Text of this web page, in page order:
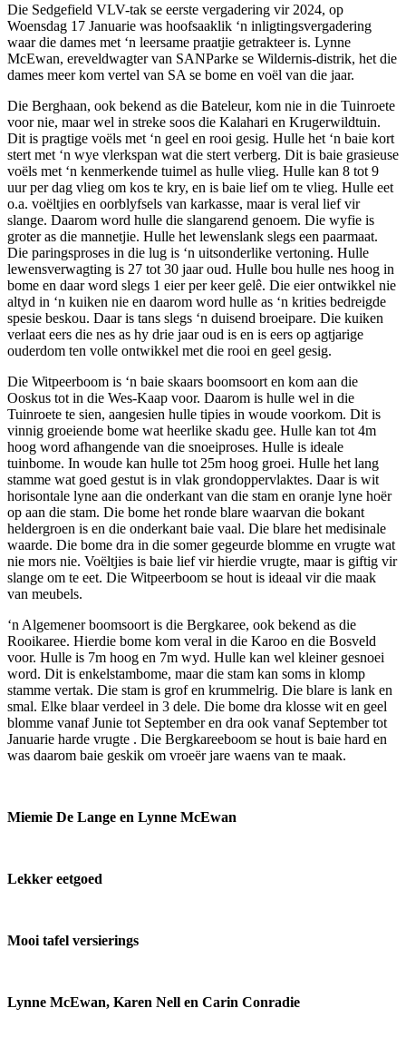
Die Sedgefield VLV-tak se eerste vergadering vir 2024, op
Woensdag 17 Januarie was hoofsaaklik ‘n inligtingsvergadering
waar die dames met ‘n leersame praatjie getrakteer is. Lynne
McEwan, ereveldwagter van SANParke se Wildernis-distrik, het die
dames meer kom vertel van SA se bome en voël van die jaar.
Die Berghaan, ook bekend as die Bateleur, kom nie in die Tuinroete
voor nie, maar wel in streke soos die Kalahari en Krugerwildtuin.
Dit is pragtige voëls met ‘n geel en rooi gesig. Hulle het ‘n baie kort
stert met ‘n wye vlerkspan wat die stert verberg. Dit is baie grasieuse
voëls met ‘n kenmerkende tuimel as hulle vlieg. Hulle kan 8 tot 9
uur per dag vlieg om kos te kry, en is baie lief om te vlieg. Hulle eet
o.a. voëltjies en oorblyfsels van karkasse, maar is veral lief vir
slange. Daarom word hulle die slangarend genoem. Die wyfie is
groter as die mannetjie. Hulle het lewenslank slegs een paarmaat.
Die paringsproses in die lug is ‘n uitsonderlike vertoning. Hulle
lewensverwagting is 27 tot 30 jaar oud. Hulle bou hulle nes hoog in
bome en daar word slegs 1 eier per keer gelê. Die eier ontwikkel nie
altyd in ‘n kuiken nie en daarom word hulle as ‘n krities bedreigde
spesie beskou. Daar is tans slegs ‘n duisend broeipare. Die kuiken
verlaat eers die nes as hy drie jaar oud is en is eers op agtjarige
ouderdom ten volle ontwikkel met die rooi en geel gesig.
Die Witpeerboom is ‘n baie skaars boomsoort en kom aan die
Ooskus tot in die Wes-Kaap voor. Daarom is hulle wel in die
Tuinroete te sien, aangesien hulle tipies in woude voorkom. Dit is
vinnig groeiende bome wat heerlike skadu gee. Hulle kan tot 4m
hoog word afhangende van die snoeiproses. Hulle is ideale
tuinbome. In woude kan hulle tot 25m hoog groei. Hulle het lang
stamme wat goed gestut is in vlak grondoppervlaktes. Daar is wit
horisontale lyne aan die onderkant van die stam en oranje lyne hoër
op aan die stam. Die bome het ronde blare waarvan die bokant
heldergroen is en die onderkant baie vaal. Die blare het medisinale
waarde. Die bome dra in die somer gegeurde blomme en vrugte wat
nie mors nie. Voëltjies is baie lief vir hierdie vrugte, maar is giftig vir
slange om te eet. Die Witpeerboom se hout is ideaal vir die maak
van meubels.
‘n Algemener boomsoort is die Bergkaree, ook bekend as die
Rooikaree. Hierdie bome kom veral in die Karoo en die Bosveld
voor. Hulle is 7m hoog en 7m wyd. Hulle kan wel kleiner gesnoei
word. Dit is enkelstambome, maar die stam kan soms in klomp
stamme vertak. Die stam is grof en krummelrig. Die blare is lank en
smal. Elke blaar verdeel in 3 dele. Die bome dra klosse wit en geel
blomme vanaf Junie tot September en dra ook vanaf September tot
Januarie harde vrugte . Die Bergkareeboom se hout is baie hard en
was daarom baie geskik om vroeër jare waens van te maak.
Miemie De Lange en Lynne McEwan
Lekker eetgoed
Mooi tafel versierings
Lynne McEwan, Karen Nell en Carin Conradie